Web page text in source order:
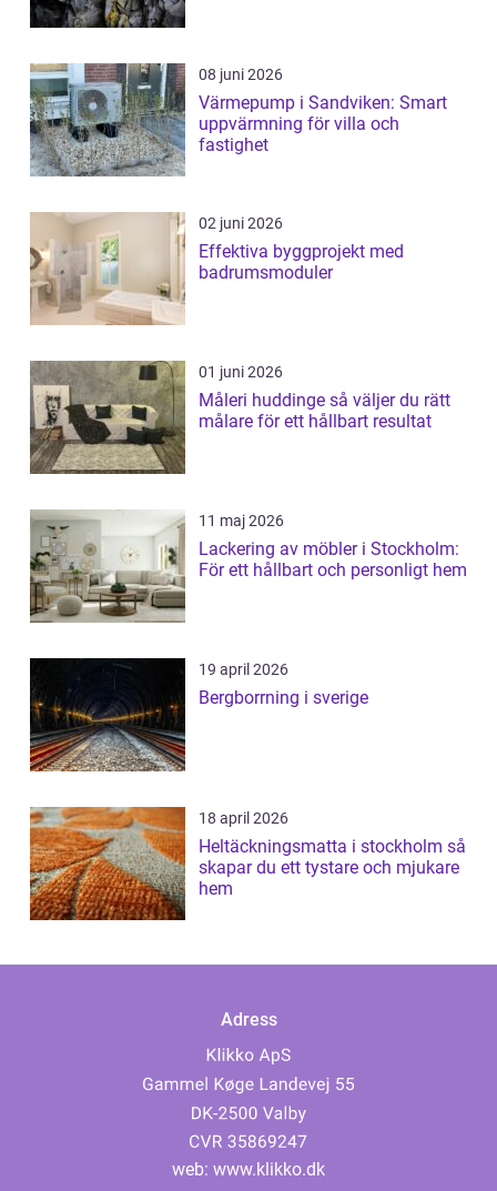
08 juni 2026
Värmepump i Sandviken: Smart
uppvärmning för villa och
fastighet
02 juni 2026
Effektiva byggprojekt med
badrumsmoduler
01 juni 2026
Måleri huddinge så väljer du rätt
målare för ett hållbart resultat
11 maj 2026
Lackering av möbler i Stockholm:
För ett hållbart och personligt hem
19 april 2026
Bergborrning i sverige
18 april 2026
Heltäckningsmatta i stockholm så
skapar du ett tystare och mjukare
hem
Adress
web: www.klikko.dk